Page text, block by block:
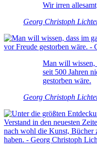
Wir irren
Georg Christoph
Man will wissen,
seit 500 Jahren
gestorben wäre.
Georg Christoph